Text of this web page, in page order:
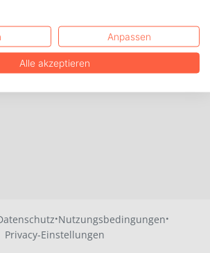
·Nutzungsbedingungen·
Privacy-Einstellungen
Anpassen
Alle akzeptieren